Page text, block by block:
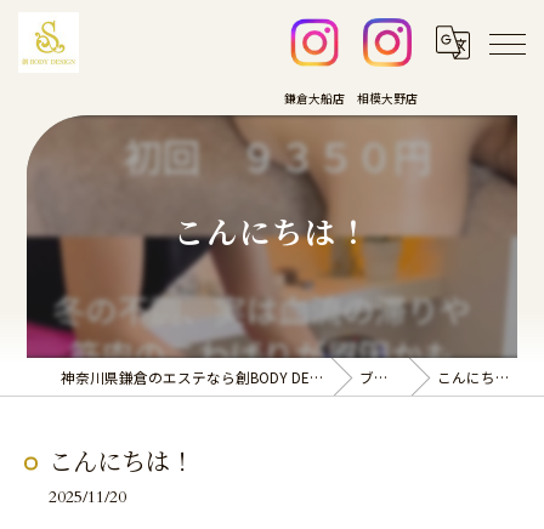
こんにちは！
神奈川県鎌倉のエステなら創BODY DESIGN ブログ こんにちは！
こんにちは！
2025/11/20